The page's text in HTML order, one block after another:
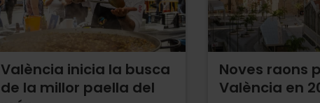
València inicia la busca
de la millor paella del
Noves raons
València en